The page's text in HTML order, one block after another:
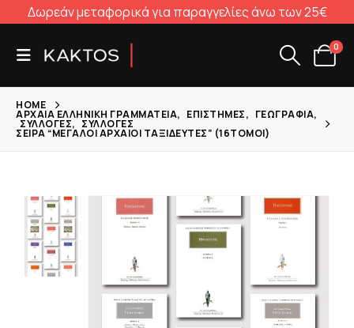
Δωρεάν μεταφορικά για παραγγελίες άνω των 25€
0
HOME
ΑΡΧΑΊΑ ΕΛΛΗΝΙΚΉ ΓΡΑΜΜΑΤΕΊΑ, ΕΠΙΣΤΉΜΕΣ, ΓΕΩΓΡΑΦΊΑ,
ΣΥΛΛΟΓΈΣ, ΣΥΛΛΟΓΈΣ
ΣΕΙΡΆ “ΜΕΓΆΛΟΙ ΑΡΧΑΊΟΙ ΤΑΞΙΔΕΥΤΈΣ” (16ΤΌΜΟΙ)